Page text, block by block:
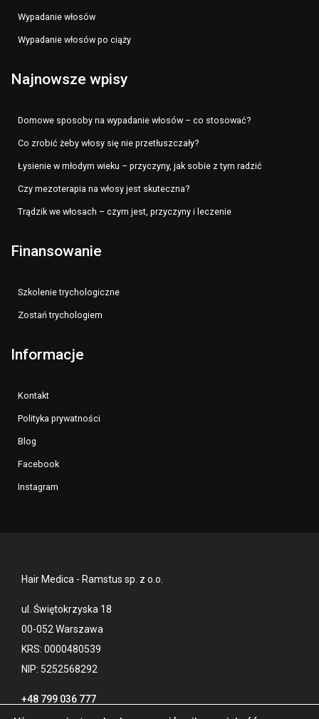
Wypadanie włosów
Wypadanie włosów po ciąży
Najnowsze wpisy
Domowe sposoby na wypadanie włosów – co stosować?
Co zrobić żeby włosy się nie przetłuszczały?
Łysienie w młodym wieku – przyczyny, jak sobie z tym radzić
Czy mezoterapia na włosy jest skuteczna?
Trądzik we włosach – czym jest, przyczyny i leczenie
Finansowanie
Szkolenie trychologiczne
Zostań trychologiem
Informacje
Kontakt
Polityka prywatności
Blog
Facebook
Instagram
Hair Medica - Ramstus sp. z o.o.
ul. Świętokrzyska 18
00-052 Warszawa
KRS: 0000480539
NIP: 5252568292
+48 799 036 777